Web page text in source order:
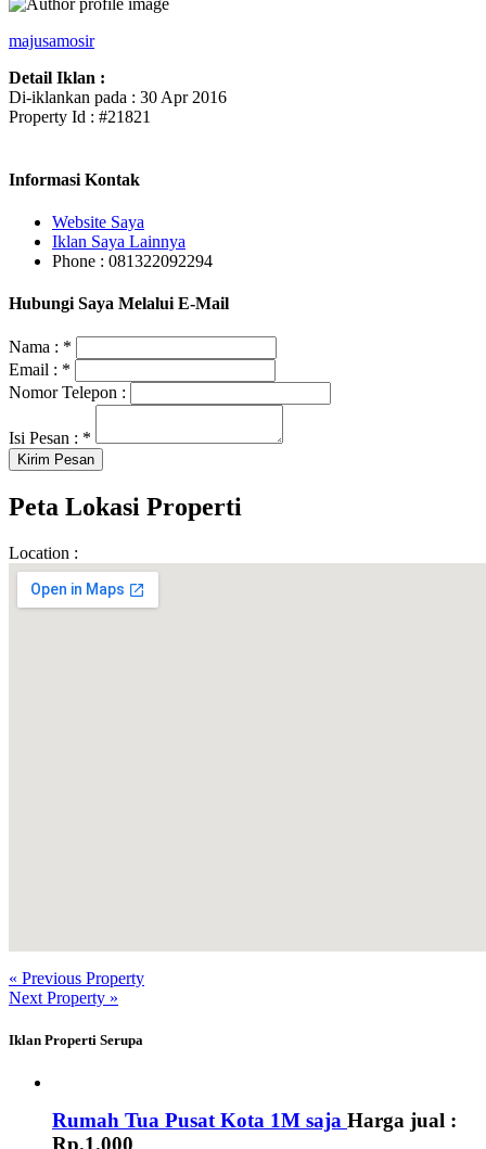
majusamosir
Detail Iklan :
Di-iklankan pada : 30 Apr 2016
Property Id : #21821
Informasi Kontak
Website Saya
Iklan Saya Lainnya
Phone : 081322092294
Hubungi Saya Melalui E-Mail
Nama : *
Email : *
Nomor Telepon :
Isi Pesan : *
Peta Lokasi Properti
Location :
« Previous Property
Next Property »
Iklan Properti Serupa
Rumah Tua Pusat Kota 1M saja Harga jual :
Rp.1.000